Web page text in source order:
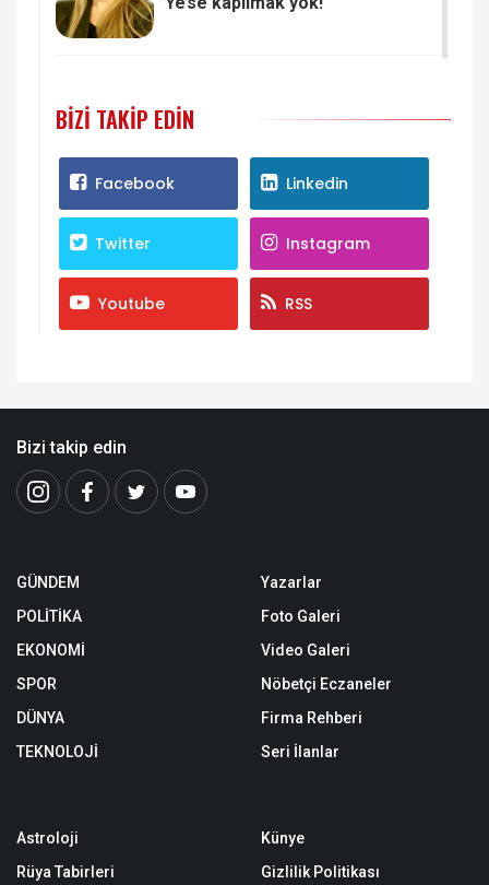
BIZI TAKIP EDIN
Facebook Linkedin
Twitter Instagram
Youtube RSS
Bizi takip edin
GÜNDEM
POLİTİKA
EKONOMİ
SPOR
DÜNYA
TEKNOLOJİ
Yazarlar
Foto Galeri
Video Galeri
Nöbetçi Eczaneler
Firma Rehberi
Seri İlanlar
Astroloji
Rüya Tabirleri
Künye
Gizlilik Politikası